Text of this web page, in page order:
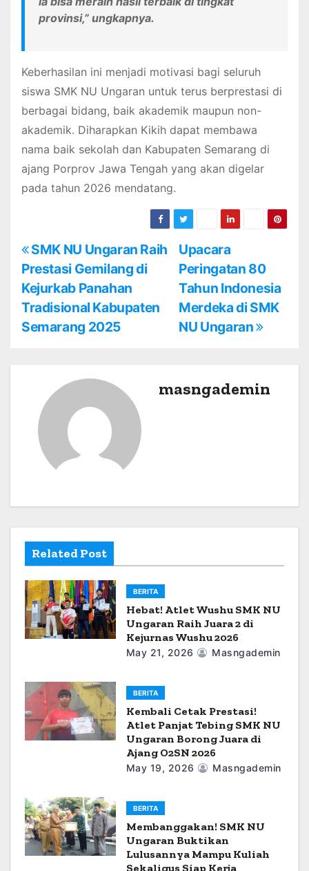
provinsi,” ungkapnya.
Keberhasilan ini menjadi motivasi bagi seluruh
siswa SMK NU Ungaran untuk terus berprestasi di
berbagai bidang, baik akademik maupun non-
akademik. Diharapkan Kikih dapat membawa
nama baik sekolah dan Kabupaten Semarang di
ajang Porprov Jawa Tengah yang akan digelar
pada tahun 2026 mendatang.
P
o
s
t
a
o
n
Upacara
Peringatan 80
Tahun Indonesia
Merdeka di SMK
NU Ungaran
SMK NU Ungaran Raih
Prestasi Gemilang di
Kejurkab Panahan
Tradisional Kabupaten
Semarang 2025
masngademin
Related Post
BERITA
Hebat! Atlet Wushu SMK NU
Ungaran Raih Juara 2 di
Kejurnas Wushu 2026
May 21, 2026 Masngademin
BERITA
Kembali Cetak Prestasi!
Atlet Panjat Tebing SMK NU
Ungaran Borong Juara di
Ajang O2SN 2026
May 19, 2026 Masngademin
BERITA
Membanggakan! SMK NU
Ungaran Buktikan
Lulusannya Mampu Kuliah
Sekaligus Siap Kerja